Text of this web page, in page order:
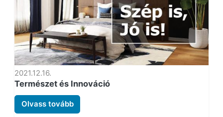
2021.12.16.
Természet és Innováció
Olvass tovább